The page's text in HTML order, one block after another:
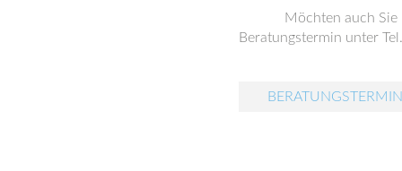
Möchten auch
Beratungstermin unter